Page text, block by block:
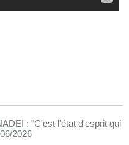
: "C'est l'état d'esprit qui
2026